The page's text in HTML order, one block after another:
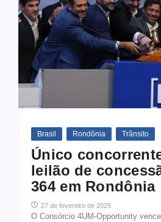
Brasil Rondônia Trânsito
Único
leilão de
364 em Rondônia
27 de fevereiro de 2025
O Consórcio 4UM-Opportunity